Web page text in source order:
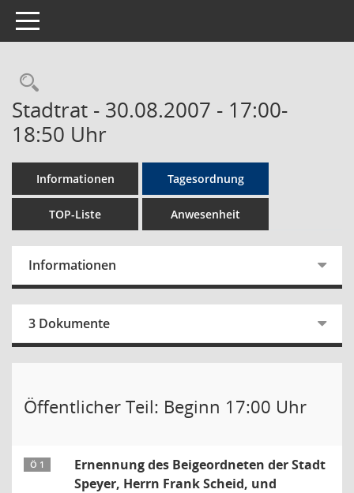
Toggle navigation
Rechercheauswahl
Stadtrat - 30.08.2007 - 17:00-
18:50 Uhr
Informationen Tagesordnung
TOP-Liste Anwesenheit
Informationen
3 Dokumente
Öffentlicher Teil: Beginn 17:00 Uhr
Ö 1
Ernennung des Beigeordneten der Stadt
Speyer, Herrn Frank Scheid, und